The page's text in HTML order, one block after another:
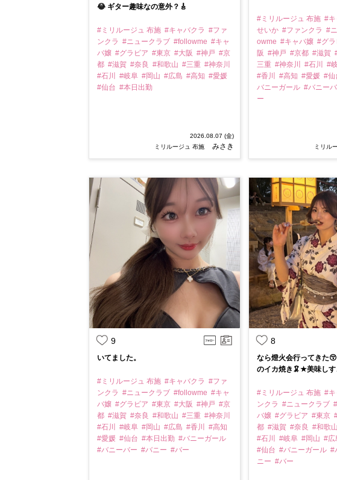
😂 ギター趣味なの意外？🎸
#ミリルージュ 布施 #キャバクラ #ファ
ンクラ #ニュークラブ #followme #キャ
バ嬢 #グラビア #東京 #大阪 #神戸 #京
都 #滋賀 #奈良 #和歌山 #三重 #神奈川
#石川
#岐阜 #岡山 #広島 #高知 #愛媛
#仙台 #本日出勤
2026.08.07 (金)
ミリルージュ 布施
みさき
#ミリルージュ 布施 #キ
せいか #ファンクラ #
owme #キャバ嬢 #グラ
阪 #神戸 #京都 #滋賀
三重 #神奈川 #石川 #
#香川
#高知 #愛媛 #仙
バニーガール #バニー
ー
ミリル
9
いてました。
#ミリルージュ 布施 #キャバクラ #ファ
ンクラ #ニュークラブ #followme #キャ
バ嬢 #グラビア #東京 #大阪 #神戸 #京
都 #滋賀 #奈良 #和歌山 #三重 #神奈川
#石川
#岐阜 #岡山 #広島 #香川
#高知
#愛媛 #仙台 #本日出勤 #バニーガール
#バニーバー #バニー #バー
8
なら燈火会行ってきた
のイカ焼き🦑★美味しす
#ミリルージュ 布施 #キ
ンクラ #ニュークラブ
バ嬢 #グラビア #東京
都 #滋賀 #奈良 #和歌山
#石川
#岐阜 #岡山 #広
#仙台 #バニーガール #
ニー #バー